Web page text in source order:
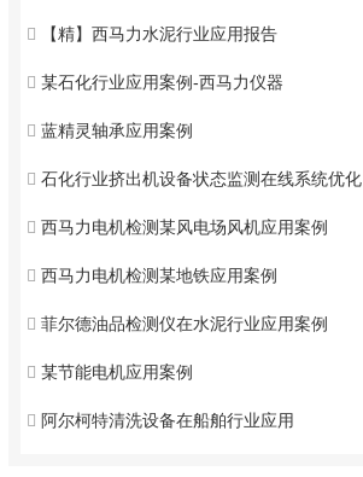
【精】西马力水泥行业应用报告
某石化行业应用案例-西马力仪器
蓝精灵轴承应用案例
石化行业挤出机设备状态监测在线系统优化
西马力电机检测某风电场风机应用案例
西马力电机检测某地铁应用案例
菲尔德油品检测仪在水泥行业应用案例
某节能电机应用案例
阿尔柯特清洗设备在船舶行业应用